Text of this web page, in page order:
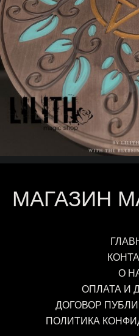
МАГАЗИН
О
ОПЛАТА И
ДОГОВОР
ПОЛИТИКА